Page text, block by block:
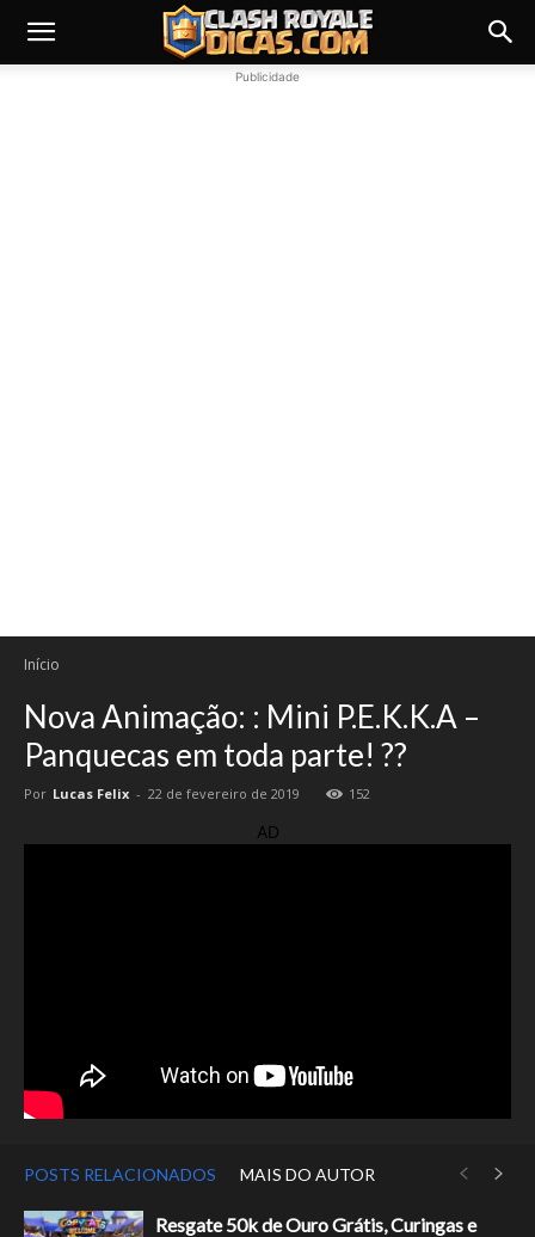
Publicidade
Início
Nova Animação: : Mini P.E.K.K.A –
Panquecas em toda parte! ??
Por Lucas Felix - 22 de fevereiro de 2019 152
AD
POSTS RELACIONADOS MAIS DO AUTOR
Resgate 50k de Ouro Grátis, Curingas e